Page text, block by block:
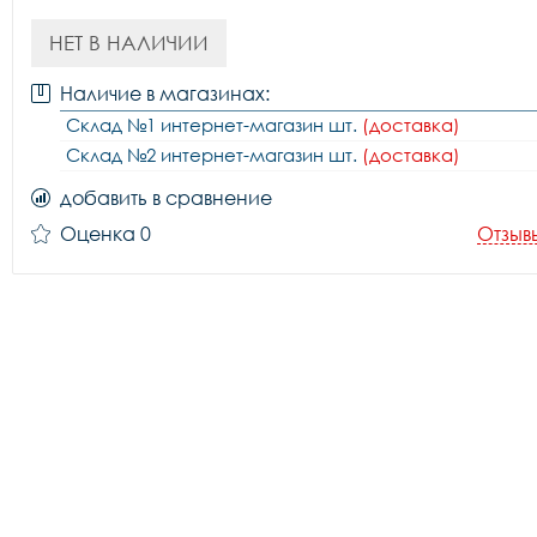
НЕТ В НАЛИЧИИ
Наличие в магазинах:
Склад №1 интернет-магазин шт. (доставка)
Склад №2 интернет-магазин шт. (доставка)
добавить в сравнение
Оценка 0